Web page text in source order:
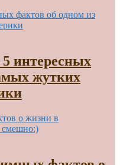
интересных
жутких